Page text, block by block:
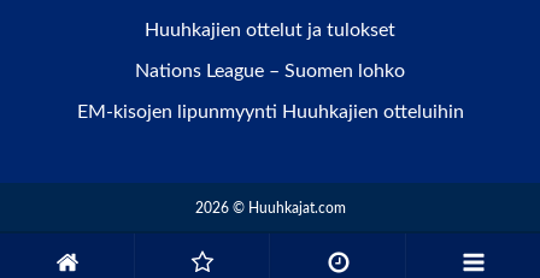
Huuhkajien ottelut ja tulokset
Nations League – Suomen lohko
EM-kisojen lipunmyynti Huuhkajien otteluihin
2026 © Huuhkajat.com